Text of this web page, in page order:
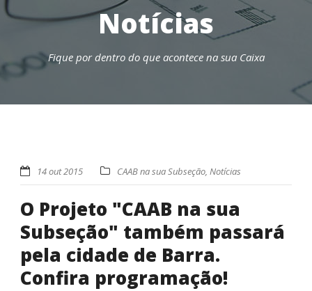
Notícias
Fique por dentro do que acontece na sua Caixa
14 out 2015 CAAB na sua Subseção, Notícias
O Projeto "CAAB na sua
Subseção" também passará
pela cidade de Barra.
Confira programação!